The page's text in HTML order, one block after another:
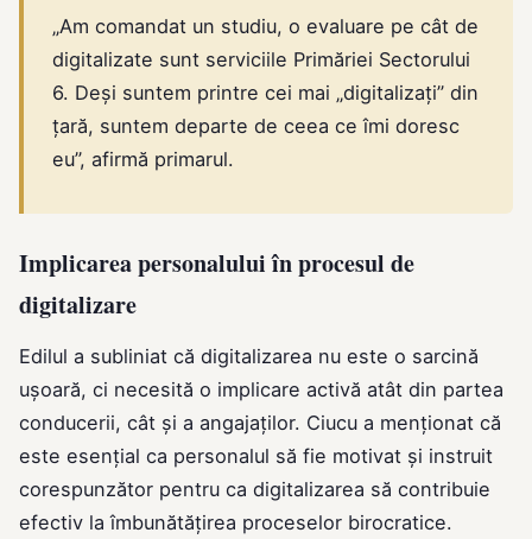
„Am comandat un studiu, o evaluare pe cât de
digitalizate sunt serviciile Primăriei Sectorului
6. Deși suntem printre cei mai „digitalizați” din
țară, suntem departe de ceea ce îmi doresc
eu”, afirmă primarul.
Implicarea personalului în procesul de
digitalizare
Edilul a subliniat că digitalizarea nu este o sarcină
ușoară, ci necesită o implicare activă atât din partea
conducerii, cât și a angajaților. Ciucu a menționat că
este esențial ca personalul să fie motivat și instruit
corespunzător pentru ca digitalizarea să contribuie
efectiv la îmbunătățirea proceselor birocratice.